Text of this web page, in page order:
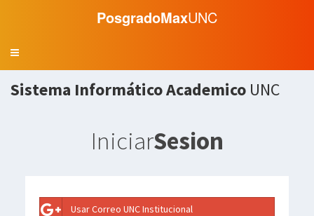
PosgradoMaxUNC
Navegacion
Sistema Informático Academico UNC
IniciarSesion
Usar Correo UNC Institucional